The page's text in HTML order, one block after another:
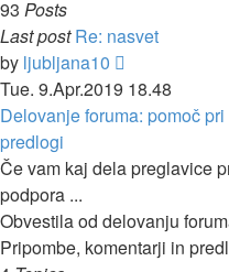
93 Posts
Last post Re: nasvet
by ljubljana10
the
latest
Tue. 9.Apr.2019 18.48
Delovanje foruma: pomoč
predlogi
Če vam kaj dela preglavice
podpora ...
Obvestila od delovanju
Pripombe, komentarji in